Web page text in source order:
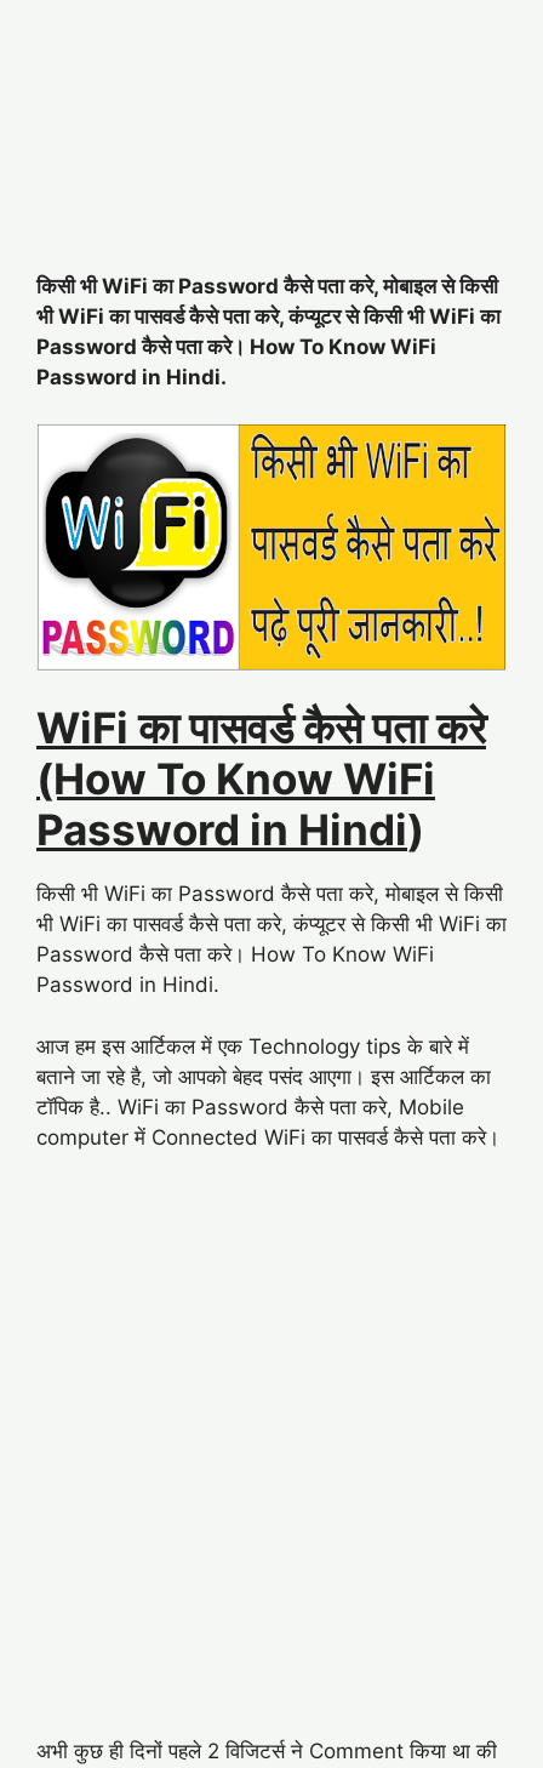
किसी भी WiFi का Password कैसे पता करे, मोबाइल से किसी
भी WiFi का पासवर्ड कैसे पता करे, कंप्यूटर से किसी भी WiFi का
Password कैसे पता करे। How To Know WiFi
Password in Hindi.
WiFi का पासवर्ड कैसे पता करे
(How To Know WiFi
Password in Hindi)
किसी भी WiFi का Password कैसे पता करे, मोबाइल से किसी
भी WiFi का पासवर्ड कैसे पता करे, कंप्यूटर से किसी भी WiFi का
Password कैसे पता करे। How To Know WiFi
Password in Hindi.
आज हम इस आर्टिकल में एक Technology tips के बारे में
बताने जा रहे है, जो आपको बेहद पसंद आएगा। इस आर्टिकल का
टॉपिक है.. WiFi का Password कैसे पता करे, Mobile
computer में Connected WiFi का पासवर्ड कैसे पता करे।
अभी कुछ ही दिनों पहले 2 विजिटर्स ने Comment किया था की